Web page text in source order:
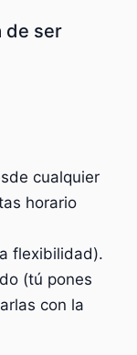
de ser
cualquier
horario
flexibilidad).
(tú pones
con la